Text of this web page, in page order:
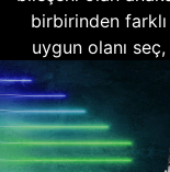
birbirinden
uygun olanı seç,